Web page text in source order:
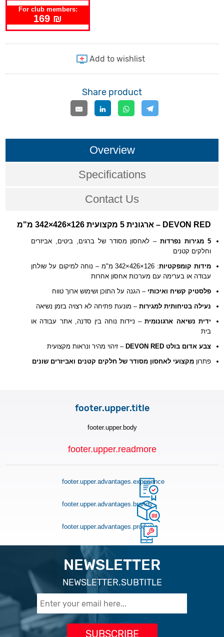
For club members:
169 ₪
Share product
Overview
Specifications
Contact Us
DEVON RED – ארגונית 5 מקצועית 126×426×342 מ"מ
5 מגירות נפרדות
– לאחסון מסודר של ברגים, ביטים, אביזרים
וחלקים קטנים
מידות קומפקטיות
: 126×426×342 מ"מ – נוחה למיקום על שולחן
עבודה או בערימה עם מערכות אחסון אחרות
פלסטיק קשיח ואיכותי – הגנה על התוכן ושימוש ארוך טווח
נעילה בטיחותית למגירות – מונעת פתיחה לא רצויה בזמן נשיאה
ידית נשיאה ארגונומית– ניידות נוחה בין סדנה, אתר עבודה או
בית
צבע אדום בולט DEVON RED
– זיהוי מהיר ונראות מקצועית
פתרוןמקצועי לאחסון מסודר של חלקים קטנים ואביזרים שונים
footer.upper.title
footer.upper.body
footer.upper.readmore
footer.upper.advantages.experience
footer.upper.advantages.brands
footer.upper.advantages.products
NEWSLETTER
NEWSLETTER.SUBTITLE